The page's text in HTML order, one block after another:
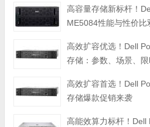
高容量存储新标杆！
ME5084性能与性价比
高效扩容优选！Dell
存储：参数、场景、
高效扩容首选！Dell
存储爆款促销来袭
高能效算力标杆！Dell